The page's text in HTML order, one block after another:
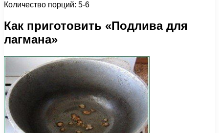
Количество порций: 5-6
Как приготовить «Подлива для
лагмана»